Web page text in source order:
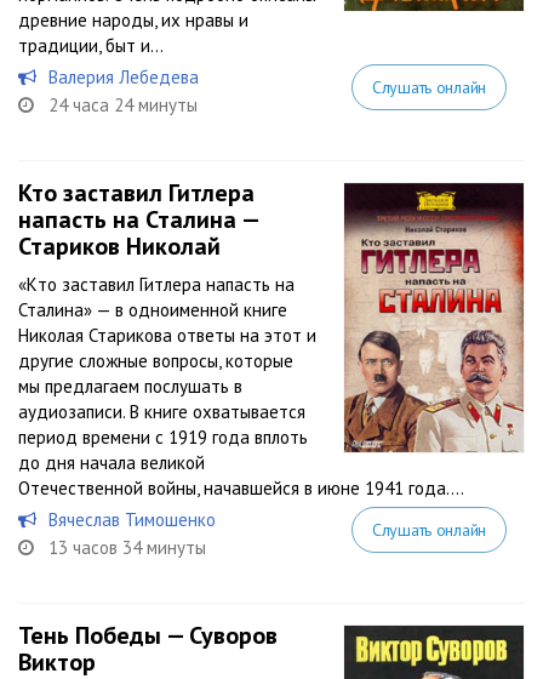
древние народы, их нравы и
традиции, быт и...
Валерия Лебедева
24 часа 24 минуты
Слушать онлайн
Кто заставил Гитлера
напасть на Сталина —
Стариков Николай
«Кто заставил Гитлера напасть на
Сталина» — в одноименной книге
Николая Старикова ответы на этот и
другие сложные вопросы, которые
мы предлагаем послушать в
аудиозаписи. В книге охватывается
период времени с 1919 года вплоть
до дня начала великой
Отечественной войны, начавшейся в июне 1941 года....
Вячеслав Тимошенко
13 часов 34 минуты
Слушать онлайн
Тень Победы — Суворов
Виктор